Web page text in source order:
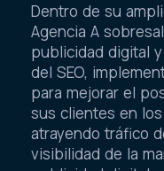
Dentro de su
Agencia A
publicidad digital
del SEO,
para mejorar el
sus clientes en
atrayendo tráfico
visibilidad de la